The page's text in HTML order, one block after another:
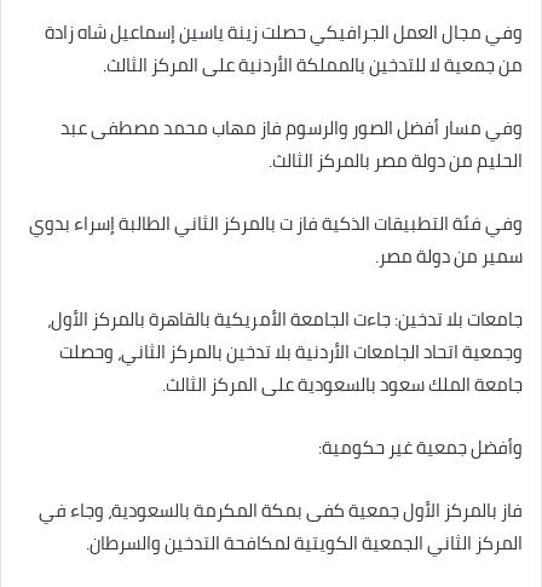
وفي مجال العمل الجرافيكي حصلت زينة ياسين إسماعيل شاه زادة
من جمعية لا للتدخين بالمملكة الأردنية على المركز الثالث.
وفي مسار أفضل الصور والرسوم فاز مهاب محمد مصطفى عبد
الحليم من دولة مصر بالمركز الثالث.
وفي فئة التطبيقات الذكية فاز ت بالمركز الثاني الطالبة إسراء بدوي
سمير من دولة مصر.
جامعات بلا تدخين: جاءت الجامعة الأمريكية بالقاهرة بالمركز الأول،
وجمعية اتحاد الجامعات الأردنية بلا تدخين بالمركز الثاني، وحصلت
جامعة الملك سعود بالسعودية على المركز الثالث.
وأفضل جمعية غير حكومية:
فاز بالمركز الأول جمعية كفى بمكة المكرمة بالسعودية، وجاء في
المركز الثاني الجمعية الكويتية لمكافحة التدخين والسرطان.